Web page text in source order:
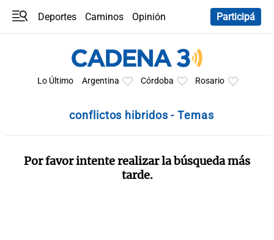
Deportes Caminos
Opinión
Participá
Lo Último Argentina Córdoba Rosario
conflictos hibridos - Temas
Por favor intente realizar la búsqueda más
tarde.